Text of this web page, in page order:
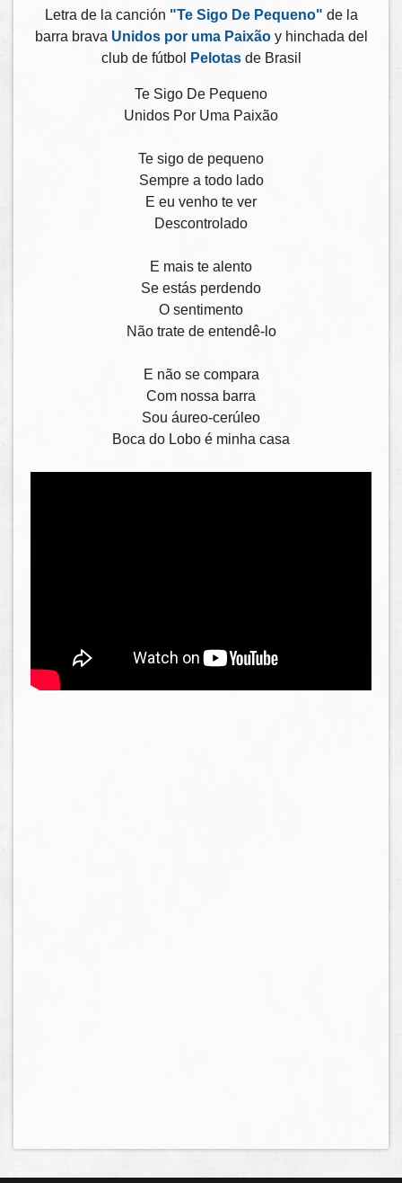
Letra de la canción "Te Sigo De Pequeno" de la
barra brava Unidos por uma Paixãoy hinchada del
club de fútbol
Pelotasde Brasil
Te Sigo De Pequeno
Unidos Por Uma Paixão
Te sigo de pequeno
Sempre a todo lado
E eu venho te ver
Descontrolado
E mais te alento
Se estás perdendo
O sentimento
Não trate de entendê-lo
E não se compara
Com nossa barra
Sou áureo-cerúleo
Boca do Lobo é minha casa